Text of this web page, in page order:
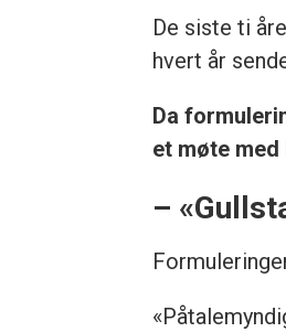
De siste ti
hvert år
Da
et møte
–